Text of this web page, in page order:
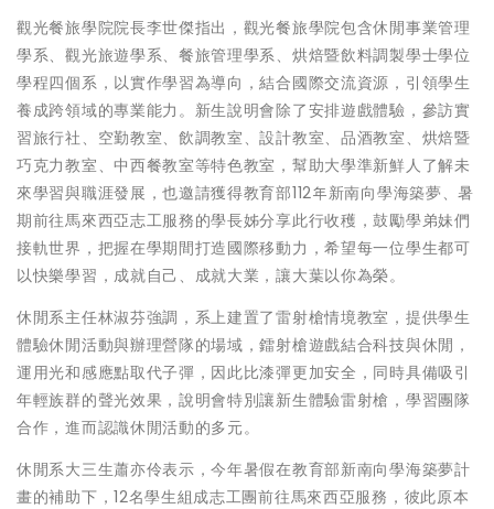
觀光餐旅學院院長李世傑指出，觀光餐旅學院包含休閒事業管理
學系、觀光旅遊學系、餐旅管理學系、烘焙暨飲料調製學士學位
學程四個系，以實作學習為導向，結合國際交流資源，引領學生
養成跨領域的專業能力。新生說明會除了安排遊戲體驗，參訪實
習旅行社、空勤教室、飲調教室、設計教室、品酒教室、烘焙暨
巧克力教室、中西餐教室等特色教室，幫助大學準新鮮人了解未
來學習與職涯發展，也邀請獲得教育部112年新南向學海築夢、暑
期前往馬來西亞志工服務的學長姊分享此行收穫，鼓勵學弟妹們
接軌世界，把握在學期間打造國際移動力，希望每一位學生都可
以快樂學習，成就自己、成就大業，讓大葉以你為榮。
休閒系主任林淑芬強調，系上建置了雷射槍情境教室，提供學生
體驗休閒活動與辦理營隊的場域，鐳射槍遊戲結合科技與休閒，
運用光和感應點取代子彈，因此比漆彈更加安全，同時具備吸引
年輕族群的聲光效果，說明會特別讓新生體驗雷射槍，學習團隊
合作，進而認識休閒活動的多元。
休閒系大三生蕭亦伶表示，今年暑假在教育部新南向學海築夢計
畫的補助下，12名學生組成志工團前往馬來西亞服務，彼此原本